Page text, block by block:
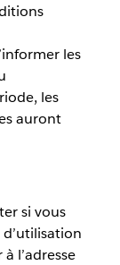
les
les
auront
si vous
l’adresse